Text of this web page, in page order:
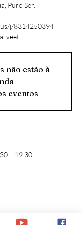
Puro Ser.
j/8314250394
veet
não estão à
eventos
– 19:30